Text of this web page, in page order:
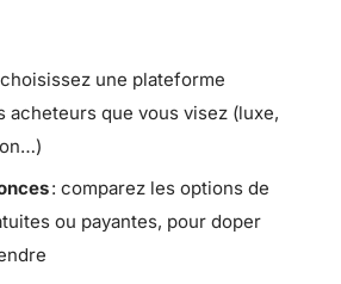
une plateforme
acheteurs que vous visez (luxe,
: comparez les options de
ou payantes, pour doper